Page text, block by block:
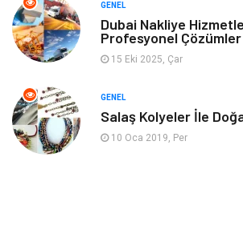
Genel Kültür
Ev İşleri
Mobilya
Astroloji
GENEL
Dubai Nakliye
Profesyonel Çözümler
15 Eki 2025, Çar
GENEL
Salaş Kolyeler İle
10 Oca 2019, Per